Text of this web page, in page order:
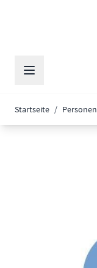
Startseite / Personen